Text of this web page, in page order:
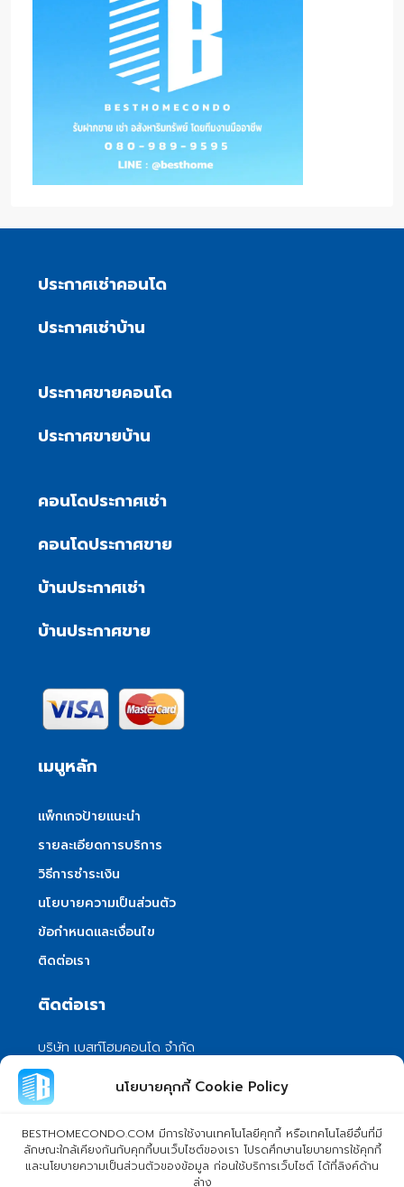
นโยบายคุกกี้ Cookie Policy
BESTHOMECONDO.COM มีการใช้งานเทคโนโลยีคุกกี้ หรือเทคโนโลยีอื่นที่มี
ลักษณะใกล้เคียงกันกับคุกกี้บนเว็บไซต์ของเรา โปรดศึกษานโยบายการใช้คุกกี้
และนโยบายความเป็นส่วนตัวของข้อมูล ก่อนใช้บริการเว็บไซต์ ได้ที่ลิงค์ด้าน
ล่าง
ประกาศเช่าคอนโด
ประกาศเช่าบ้าน
ประกาศขายคอนโด
ประกาศขายบ้าน
คอนโดประกาศเช่า
คอนโดประกาศขาย
บ้านประกาศเช่า
บ้านประกาศขาย
เมนูหลัก
แพ็กเกจป้ายแนะนำ
รายละเอียดการบริการ
วิธีการชำระเงิน
นโยบายความเป็นส่วนตัว
ข้อกำหนดและเงื่อนไข
ติดต่อเรา
ติดต่อเรา
บริษัท เบสท์โฮมคอนโด จำกัด
101/399 หมู่ 7 แขวงลําผักชี เขตหนองจอก
กรุงเทพมหานคร 10530
info@besthomecondo.com